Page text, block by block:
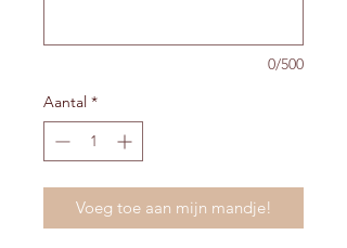
0/500
Aantal *
Voeg toe aan mijn mandje!